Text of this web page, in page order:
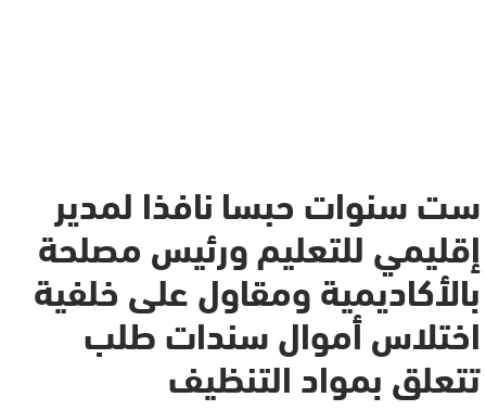
ست سنوات حبسا نافذا لمدير
إقليمي للتعليم ورئيس مصلحة
بالأكاديمية ومقاول على خلفية
اختلاس أموال سندات طلب
تتعلق بمواد التنظيف